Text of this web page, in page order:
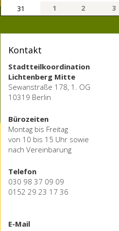
31
1 2 3
Kontakt
Stadtteilkoordination
Lichtenberg Mitte
Sewanstraße 178, 1. OG
10319 Berlin
Bürozeiten
Montag bis Freitag
von 10 bis 15 Uhr sowie
nach Vereinbarung
Telefon
030 98 37 09 09
0152 29 23 17 36
E-Mail